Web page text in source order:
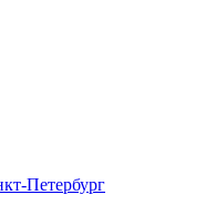
Петербург